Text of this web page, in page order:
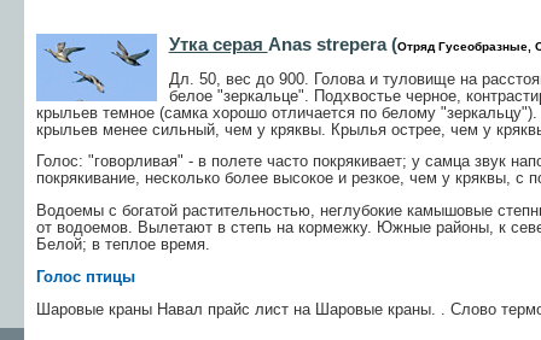
Утка серая Anas strepera (Отряд Гусеобразные,
Дл. 50, вес до 900. Голова и туловище на
белое "зеркальце". Подхвостье черное,
крыльев темное (самка хорошо отличается по белому
крыльев менее сильный, чем у кряквы. Крылья острее, чем у
Голос: "говорливая" - в полете часто покрякивает; у самца звук
покрякивание, несколько более высокое и резкое, чем у кряквы, с
Водоемы с богатой растительностью, неглубокие камышовые
от водоемов. Вылетают в степь на кормежку. Южные районы, к
Белой; в теплое время.
Голос птицы
Шаровые краны Навал прайс лист на Шаровые краны. . Слово